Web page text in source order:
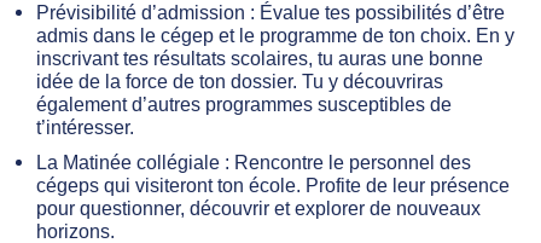
Prévisibilité d’admission : Évalue tes possibilités d’être
admis dans le cégep et le programme de ton choix. En y
inscrivant tes résultats scolaires, tu auras une bonne
idée de la force de ton dossier. Tu y découvriras
également d’autres programmes susceptibles de
t’intéresser.
La Matinée collégiale : Rencontre le personnel des
cégeps qui visiteront ton école. Profite de leur présence
pour questionner, découvrir et explorer de nouveaux
horizons.